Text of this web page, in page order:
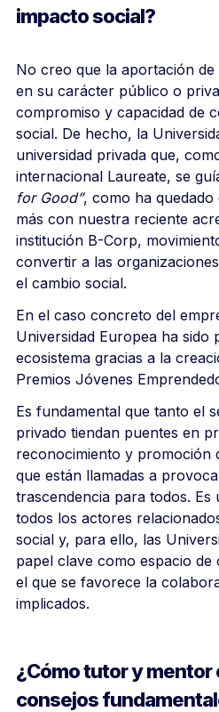
impacto social?
No creo que la aportación
en su carácter público o
compromiso y capacidad de
social. De hecho, la
universidad privada que,
internacional Laureate, se
for Good”, como ha
más con nuestra reciente
institución B-Corp,
convertir a las
el cambio social.
En el caso concreto del
Universidad Europea ha sido
ecosistema gracias a la
Premios Jóvenes
Es fundamental que tanto el
privado tiendan puentes en
reconocimiento y promoción
que están llamadas a
trascendencia para todos. Es
todos los actores
social y, para ello, las
papel clave como espacio
el que se favorece la
implicados.
¿Cómo tutor y mentor
consejos